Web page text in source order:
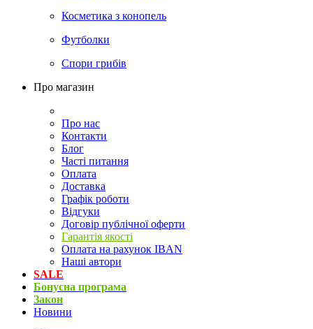
Косметика з конопель
Футболки
Спори грибів
Про магазин
Про нас
Контакти
Блог
Часті питання
Оплата
Доставка
Графік роботи
Відгуки
Договір публічної оферти
Гарантія якості
Оплата на рахунок IBAN
Наші автори
SALE
Бонусна програма
Закон
Новини